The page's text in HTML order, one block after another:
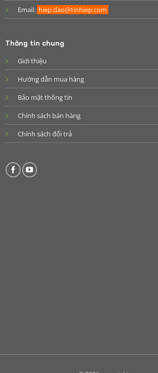
Email: hiep.dao@tinhiep.com
Thông tin chung
Giới thiệu
Hướng dẫn mua hàng
Bảo mật thông tin
Chính sách bán hàng
Chính sách đổi trả